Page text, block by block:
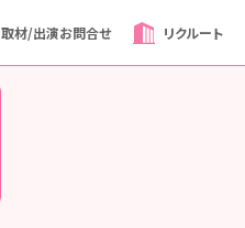
取材/出演お問合せ リクルート